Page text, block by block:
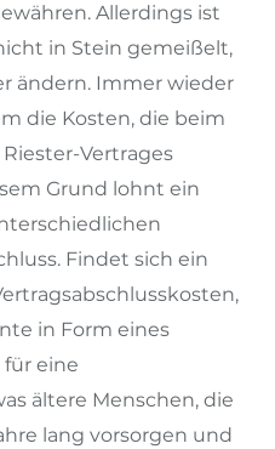
Allerdings ist
in Stein gemeißelt,
ändern. Immer wieder
die Kosten, die beim
Vertrages
Grund lohnt ein
Findet sich ein
in Form eines
für eine
ältere Menschen, die
lang vorsorgen und